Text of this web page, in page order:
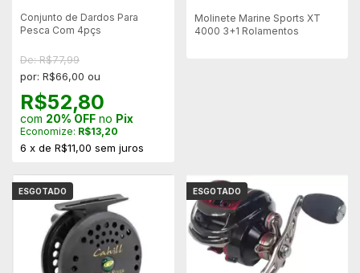
Conjunto de Dardos Para
Pesca Com 4pçs
De: R$77,99
por: R$66,00 ou
R$52,80
com 20% OFF no Pix
Economize: R$13,20
6 x de R$11,00 sem juros
Molinete Marine Sports XT
4000 3+1 Rolamentos
ESGOTADO ESGOTADO